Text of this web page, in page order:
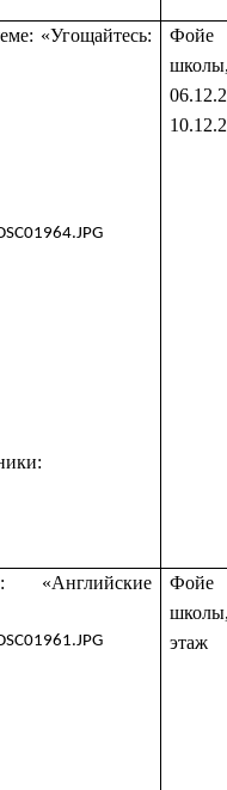
«Угощайтесь:
Фойе
«Английские
Фойе
этаж